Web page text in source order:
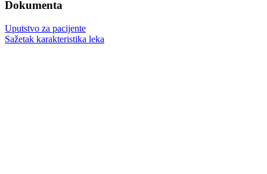
Dokumenta
Uputstvo za pacijente
Sažetak karakteristika leka